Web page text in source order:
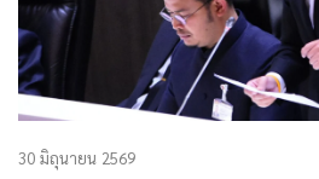
30 มิถุนายน 2569